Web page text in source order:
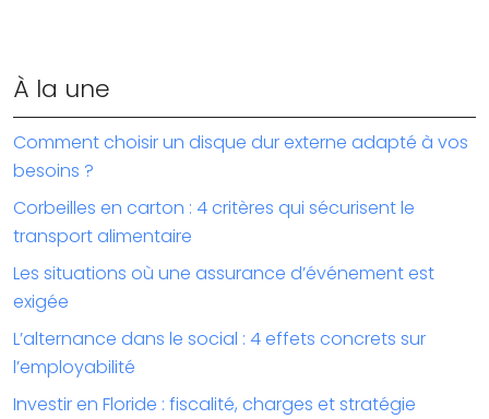
À la une
Comment choisir un disque dur externe adapté à vos
besoins ?
Corbeilles en carton : 4 critères qui sécurisent le
transport alimentaire
Les situations où une assurance d’événement est
exigée
L’alternance dans le social : 4 effets concrets sur
l’employabilité
Investir en Floride : fiscalité, charges et stratégie